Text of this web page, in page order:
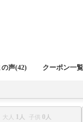
の声(42) クーポン一覧
大人 1 子供 0